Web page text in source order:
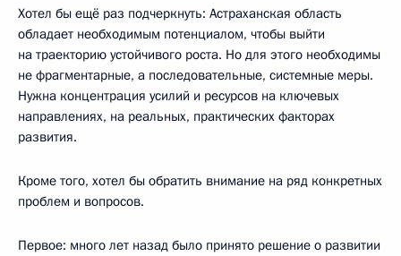
Хотел бы ещё раз подчеркнуть: Астраханская область
обладает необходимым потенциалом, чтобы выйти
на траекторию устойчивого роста. Но для этого необходимы
не фрагментарные, а последовательные, системные меры.
Нужна концентрация усилий и ресурсов на ключевых
направлениях, на реальных, практических факторах
развития.
Кроме того, хотел бы обратить внимание на ряд конкретных
проблем и вопросов.
Первое: много лет назад было принято решение о развитии